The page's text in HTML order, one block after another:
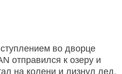
во дворце
отправился к озеру и
на колени и лизнул лед.